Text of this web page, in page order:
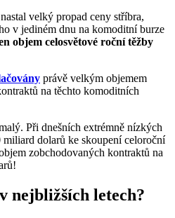
velký propad ceny stříbra,
v jediném dnu na komoditní burze
objem celosvětové roční těžby
právě velkým objemem
na těchto komoditních
Při dnešních extrémně nízkých
miliard dolarů ke skoupení celoroční
zobchodovaných kontraktů na
nejbližších letech?